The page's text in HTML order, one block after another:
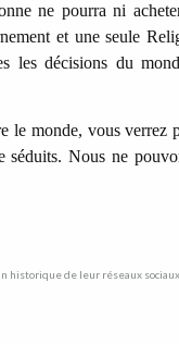
ne pourra ni
et une seule
les décisions du
le monde, vous verrez
Nous ne